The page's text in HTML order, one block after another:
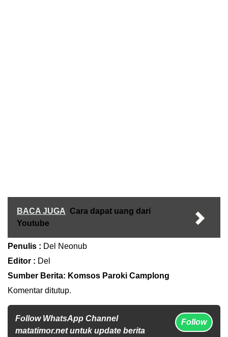
BACA JUGA Cara dapat uang dari
Youtube
Penulis : Del Neonub
Editor : Del
Sumber Berita: Komsos Paroki Camplong
Komentar ditutup.
Follow WhatsApp Channel
matatimor.net untuk update berita
Follow